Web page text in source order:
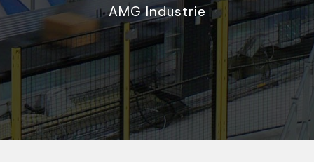
AMG Industrie